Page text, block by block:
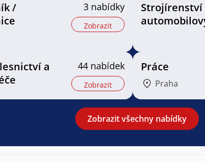
/
3 nabídky
Zobrazit
Strojírenství
a
44 nabídek
Zobrazit
Práce
Praha
Zobrazit všechny nabídky